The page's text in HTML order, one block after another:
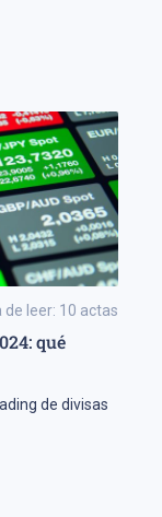
de leer: 10 actas
qué
de divisas